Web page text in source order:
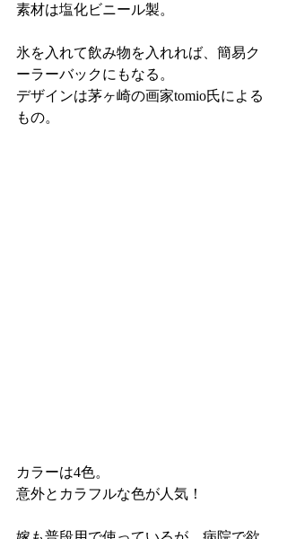
素材は塩化ビニール製。
氷を入れて飲み物を入れれば、簡易ク
ーラーバックにもなる。
デザインは茅ヶ崎の画家tomio氏による
もの。
カラーは4色。
意外とカラフルな色が人気！